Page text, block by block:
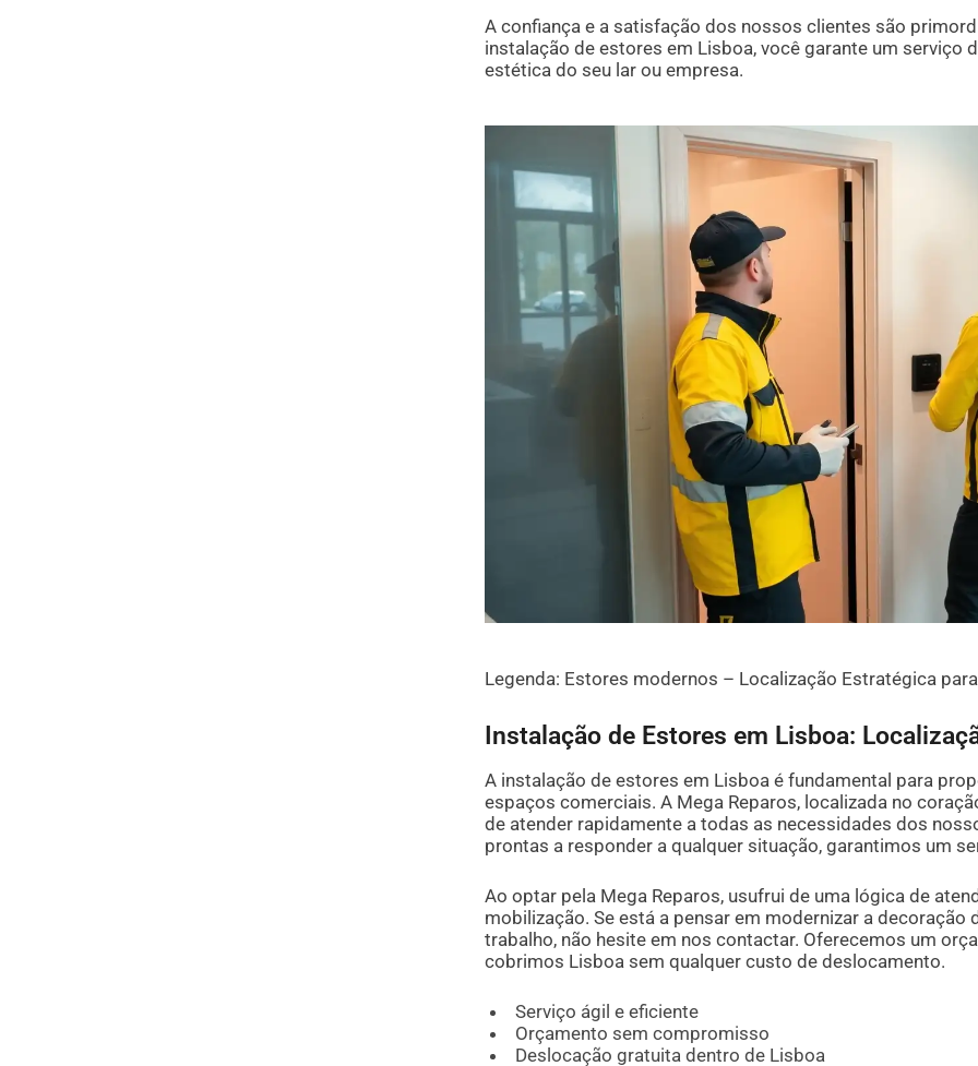
A confiança e a satisfação dos nossos clientes são
instalação de estores em Lisboa, você garante um serviço
estética do seu lar ou empresa.
Legenda: Estores modernos – Localização Estratégica
Instalação de Estores em Lisboa:
A instalação de estores em Lisboa é fundamental para
espaços comerciais. A Mega Reparos, localizada no
de atender rapidamente a todas as necessidades dos
prontas a responder a qualquer situação, garantimos um
Ao optar pela Mega Reparos, usufrui de uma lógica de
mobilização. Se está a pensar em modernizar a decoração
trabalho, não hesite em nos contactar. Oferecemos um
cobrimos Lisboa sem qualquer custo de deslocamento.
Serviço ágil e eficiente
Orçamento sem compromisso
Deslocação gratuita dentro de Lisboa